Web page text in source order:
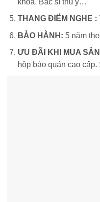
THANG ĐIỂM NGHE :
BẢO HÀNH: 5 năm
ƯU ĐÃI KHI MUA
hộp bảo quản cao